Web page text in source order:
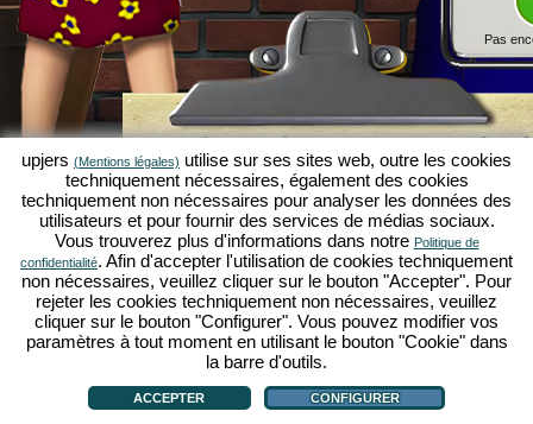
Pas
Simulation économique
jeux par navigateur d'upjers
Kapilands fait partie des meilleursjeux par
véritable jeu rétropour les fans de simulations
upjers, il a été élu "MMO of the Year" et
fans dejeux stratégiques en ligne. Ici, tu peux
économique en tant qu'entrepreneur et faire
simulations économiques!
upjers (Mentions légales) utilise sur ses sites web, outre les cookies
techniquement nécessaires, également des cookies
techniquement non nécessaires pour analyser les données des
utilisateurs et pour fournir des services de médias sociaux.
Vous trouverez plus d'informations dans notre Politique de
confidentialité. Afin d'accepter l'utilisation de cookies techniquement
non nécessaires, veuillez cliquer sur le bouton "Accepter". Pour
rejeter les cookies techniquement non nécessaires, veuillez
cliquer sur le bouton "Configurer". Vous pouvez modifier vos
paramètres à tout moment en utilisant le bouton "Cookie" dans
la barre d'outils.
ACCEPTER CONFIGURER